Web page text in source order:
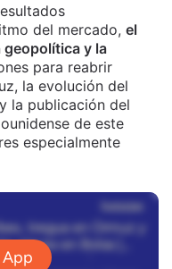
del mercado, el
geopolítica y la
para reabrir
la evolución del
la publicación del
de este
especialmente